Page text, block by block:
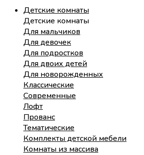
Детские комнаты
Детские комнаты
Для мальчиков
Для девочек
Для подростков
Для двоих детей
Для новорожденных
Классические
Современные
Лофт
Прованс
Тематические
Комплекты детской мебели
Комнаты из массива